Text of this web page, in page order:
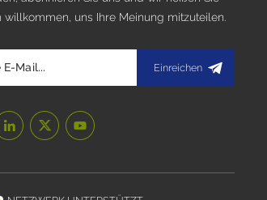
willkommen, uns Ihre Meinung mitzuteilen.
Einreichen